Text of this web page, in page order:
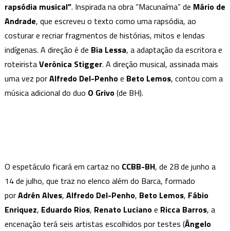
musical”
faz
sua
estreia
nacional
em
BH
rapsódia musical”. Inspirada na obra “Macunaíma” de Mário de
Andrade, que escreveu o texto como uma rapsódia, ao
costurar e recriar fragmentos de histórias, mitos e lendas
indígenas. A direção é de Bia Lessa, a adaptação da escritora e
roteiristaVerônica Stigger. A direção musical, assinada mais
uma vez porAlfredo Del-Penhoe Beto Lemos, contou com a
música adicional do duo O Grivo(de BH).
O espetáculo ficará em cartaz no CCBB-BH, de 28 de junho a
14 de julho, que traz no elenco além do Barca, formado
porAdrén Alves, Alfredo Del-Penho, Beto Lemos, Fábio
Enriquez, Eduardo Rios, Renato Lucianoe Ricca Barros, a
encenação terá seis artistas escolhidos por testes (Ângelo